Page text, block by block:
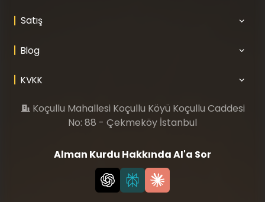
Satış
Blog
KVKK
Koçullu Mahallesi Koçullu Köyü Koçullu Caddesi
No: 88 - Çekmeköy İstanbul
Alman Kurdu Hakkında AI'a Sor